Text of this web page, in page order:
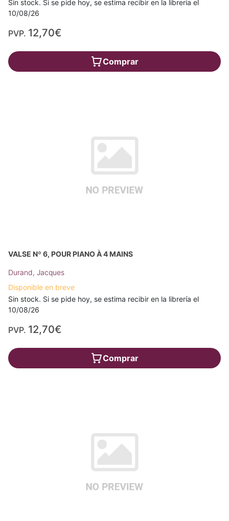
Sin stock. Si se pide hoy, se estima recibir en la librería el
10/08/26
PVP. 12,70€
Comprar
VALSE Nº 6, POUR PIANO À 4 MAINS
Durand, Jacques
Disponible en breve
Sin stock. Si se pide hoy, se estima recibir en la librería el
10/08/26
PVP. 12,70€
Comprar